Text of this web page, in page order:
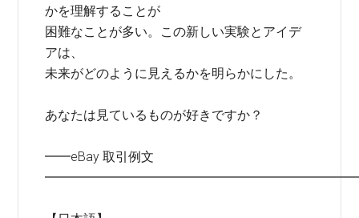
かを理解することが
困難なことが多い。この新しい実験とアイデ
アは、
未来がどのように見えるかを明らかにした。
あなたは見ているものが好きですか？
━━eBay 取引例文